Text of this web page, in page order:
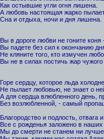
Как остывшие угли огня лишена.
А любовь настоящая жарко
Сна и отдыха, ночи и дня лишена.
Вы в дороге любви не гоните коня
Вы падете без сил к окончанию
Не кляните того, кто измучен
Вы не в силах постичь жар чужого
Горе сердцу, которое льда
Не пылает любовью, не знает о
А для сердца влюбленного день,
Без возлюбленной, - самый
Благородство и подлость, отвага
Все с рожденья заложено в наших
Мы до смерти не станем ни